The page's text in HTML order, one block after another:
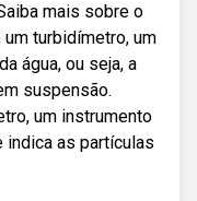
mais sobre o
turbidímetro, um
água, ou seja, a
suspensão.
um instrumento
indica as partículas